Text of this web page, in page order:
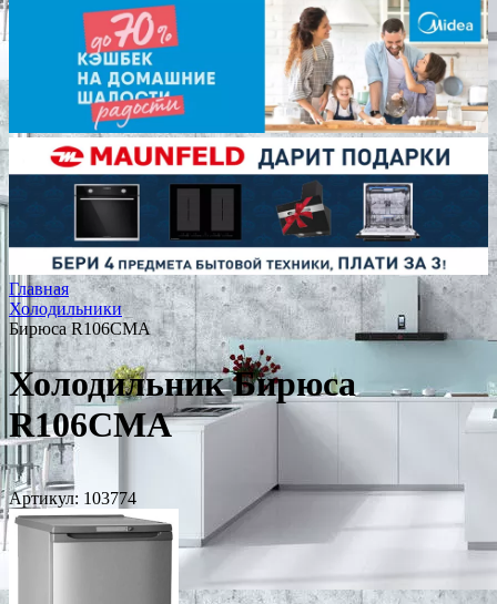
Главная
Холодильники
Бирюса R106CMA
Холодильник Бирюса
R106CMA
Артикул: 103774